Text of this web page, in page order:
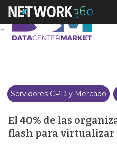
El
Servidores CPD y Mercado
El 40% de las
flash para virtualizar